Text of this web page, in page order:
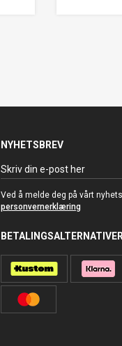
NYHETSBREV
Ved å melde deg på vårt
personvernerklæring
BETALINGSALTERNATIVER